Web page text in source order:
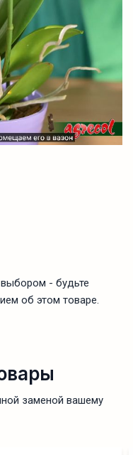
- будьте
об этом товаре.
заменой вашему